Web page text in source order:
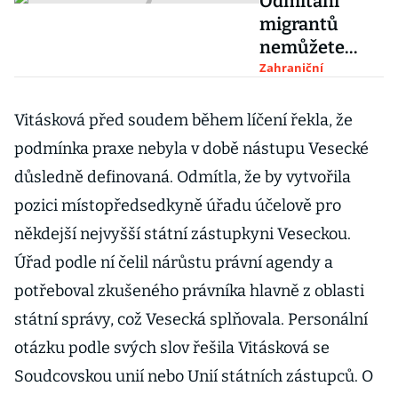
migrantů
nemůžete
zdůvodňovat
bezpečnost,
vzkazuje
Česku
advokátka EU
Zahraniční
Vitásková před soudem během líčení řekla, že
podmínka praxe nebyla v době nástupu Vesecké
důsledně definovaná. Odmítla, že by vytvořila
pozici místopředsedkyně úřadu účelově pro
někdejší nejvyšší státní zástupkyni Veseckou.
Úřad podle ní čelil nárůstu právní agendy a
potřeboval zkušeného právníka hlavně z oblasti
státní správy, což Vesecká splňovala. Personální
otázku podle svých slov řešila Vitásková se
Soudcovskou unií nebo Unií státních zástupců. O